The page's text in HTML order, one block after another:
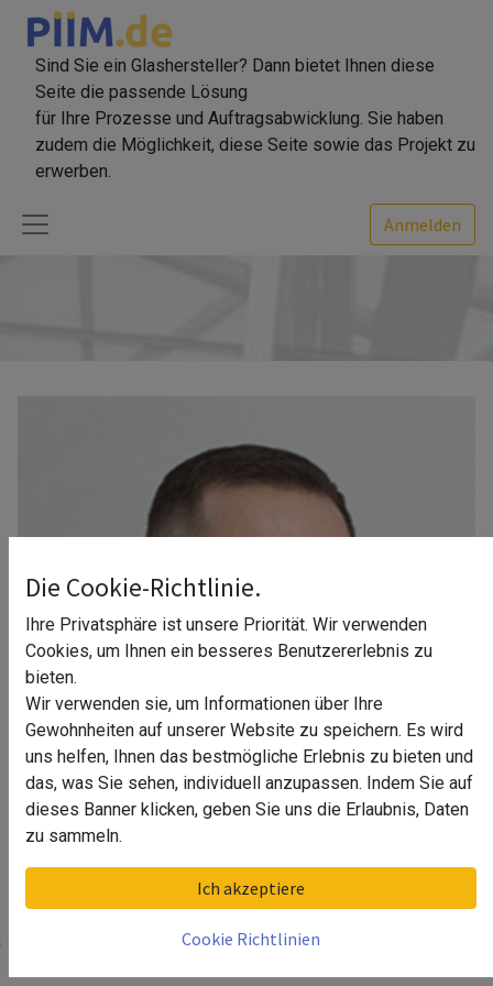
Sind Sie ein Glashersteller? Dann bietet Ihnen diese
Seite die passende Lösung
für Ihre Prozesse und Auftragsabwicklung. Sie haben
zudem die Möglichkeit, diese Seite sowie das Projekt zu
erwerben.
Anmelden
Ihr Berater in Stuttgart
Die Cookie-Richtlinie.
Ihre Privatsphäre ist unsere Priorität. Wir verwenden
Cookies, um Ihnen ein besseres Benutzererlebnis zu
bieten.
Wir verwenden sie, um Informationen über Ihre
Gewohnheiten auf unserer Website zu speichern. Es wird
uns helfen, Ihnen das bestmögliche Erlebnis zu bieten und
das, was Sie sehen, individuell anzupassen. Indem Sie auf
dieses Banner klicken, geben Sie uns die Erlaubnis, Daten
zu sammeln.
Ich akzeptiere
Cookie Richtlinien